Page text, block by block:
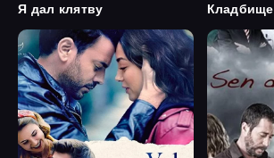
Я дал клятву Кладбище